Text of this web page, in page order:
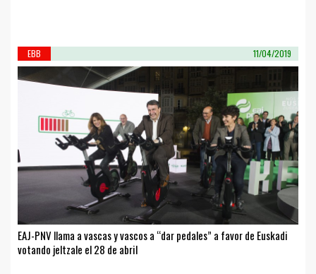
EBB 11/04/2019
EAJ-PNV llama a vascas y vascos a “dar pedales” a favor de Euskadi
votando jeltzale el 28 de abril